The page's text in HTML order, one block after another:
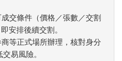
交條件（價格／張數／交割
安排後續交割。
等正式場所辦理，核對身分
易風險。